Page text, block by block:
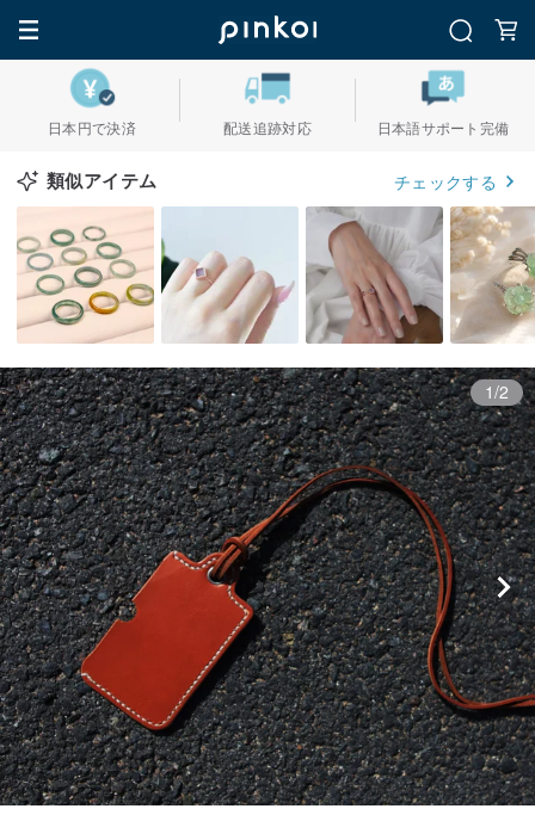
日本円で決済 配送追跡対応 日本語サポート完備
類似アイテム チェックする
1/2